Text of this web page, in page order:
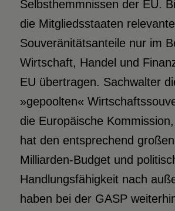
Selbsthemmnissen der EU.
die Mitgliedsstaaten relevante
Souveränitätsanteile nur im
Wirtschaft, Handel und
EU übertragen. Sachwalter
»gepoolten«
die Europäische
hat den entsprechend
Milliarden-Budget und
Handlungsfähigkeit nach
haben bei der GASP